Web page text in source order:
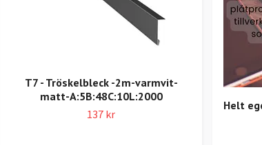
T7 - Tröskelbleck -2m-varmvit-
matt-A:5B:48C:10L:2000
137 kr
Helt